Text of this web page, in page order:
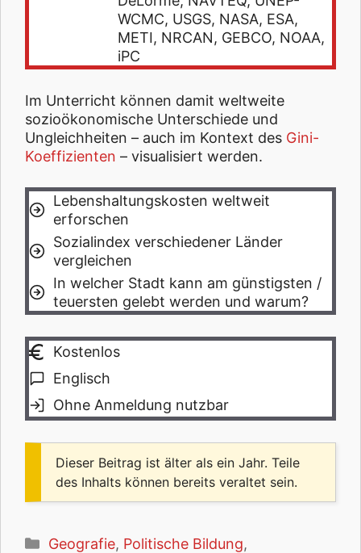
WCMC, USGS, NASA, ESA,
METI, NRCAN, GEBCO, NOAA,
iPC
Im Unterricht können damit weltweite
sozioökonomische Unterschiede und
Ungleichheiten – auch im Kontext des Gini-
Koeffizienten – visualisiert werden.
Lebenshaltungskosten weltweit
erforschen
Sozialindex verschiedener Länder
vergleichen
In welcher Stadt kann am günstigsten /
teuersten gelebt werden und warum?
Kostenlos
Englisch
Ohne Anmeldung nutzbar
Dieser Beitrag ist älter als ein Jahr. Teile
des Inhalts können bereits veraltet sein.
Kategorien
Geografie, Politische Bildung,